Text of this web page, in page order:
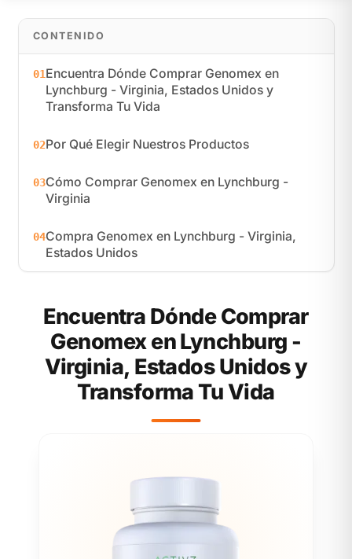
CONTENIDO
01Encuentra Dónde Comprar Genomex en
Lynchburg - Virginia, Estados Unidos y
Transforma Tu Vida
02Por Qué Elegir Nuestros Productos
03Cómo Comprar Genomex en Lynchburg -
Virginia
04Compra Genomex en Lynchburg - Virginia,
Estados Unidos
Encuentra Dónde Comprar
Genomex en Lynchburg -
Virginia, Estados Unidos y
Transforma Tu Vida